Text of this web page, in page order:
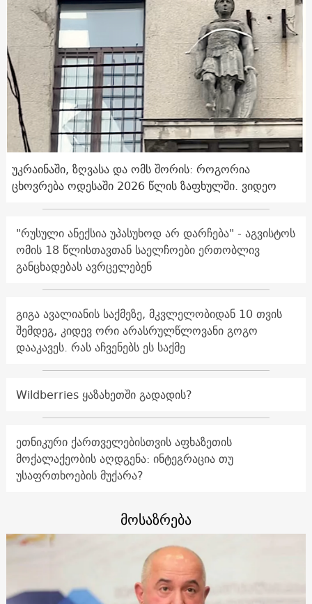
უკრაინაში, ზღვასა და ომს შორის: როგორია
ცხოვრება ოდესაში 2026 წლის ზაფხულში. ვიდეო
"რუსული ანექსია უპასუხოდ არ დარჩება" - აგვისტოს
ომის 18 წლისთავთან საელჩოები ერთობლივ
განცხადებას ავრცელებენ
გიგა ავალიანის საქმეზე, მკვლელობიდან 10 თვის
შემდეგ, კიდევ ორი არასრულწლოვანი გოგო
დააკავეს. რას აჩვენებს ეს საქმე
Wildberries ყაზახეთში გადადის?
ეთნიკური ქართველებისთვის აფხაზეთის
მოქალაქეობის აღდგენა: ინტეგრაცია თუ
უსაფრთხოების მუქარა?
მოსაზრება